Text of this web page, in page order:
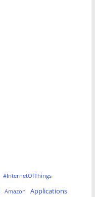
#InternetOfThings
Amazon Applications